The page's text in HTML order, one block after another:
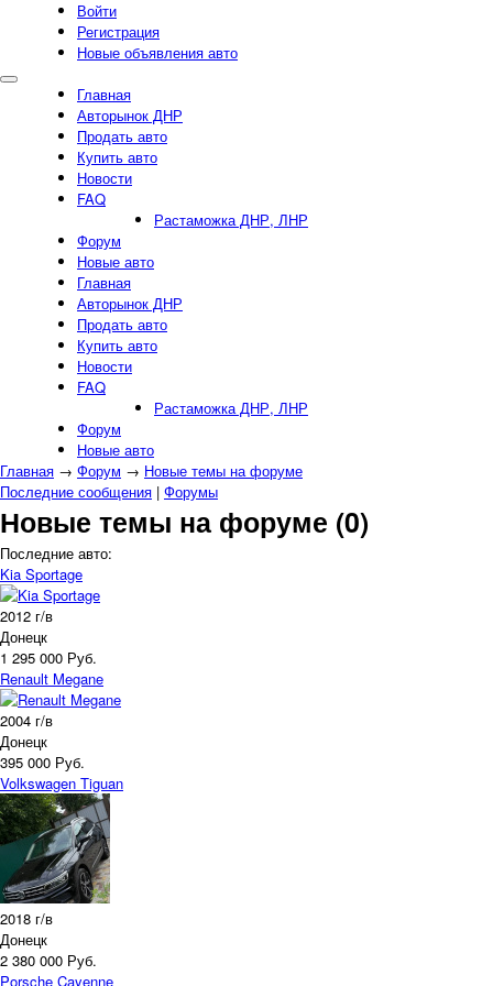
Войти
Регистрация
Новые объявления авто
Главная
Авторынок ДНР
Продать авто
Купить авто
Новости
FAQ
Растаможка ДНР, ЛНР
Форум
Новые авто
Главная
Авторынок ДНР
Продать авто
Купить авто
Новости
FAQ
Растаможка ДНР, ЛНР
Форум
Новые авто
Главная → Форум → Новые темы на форуме
Последние сообщения | Форумы
Новые темы на форуме (0)
Последние авто:
Kia Sportage
2012 г/в
Донецк
1 295 000 Руб.
Renault Megane
2004 г/в
Донецк
395 000 Руб.
Volkswagen Tiguan
2018 г/в
Донецк
2 380 000 Руб.
Porsche Cayenne